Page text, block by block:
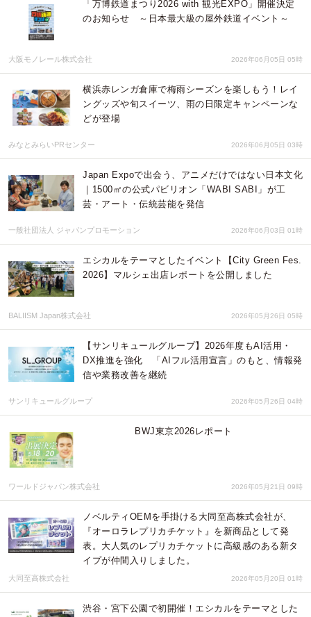
「万博鉄道まつり2026 with 観光EXPO」開催決定
のお知らせ ～日本最大級の屋外鉄道イベント～
大阪モノレール株式会社 2026年06月05日 05時
横浜赤レンガ倉庫で梅雨シーズンを楽しもう！レイ
ングッズや旬スイーツ、雨の日限定キャンペーンな
どが登場
みなとみらいPRセンター 2026年06月05日 03時
Japan Expoで出会う、アニメだけではない日本文化
｜1500㎡の公式パビリオン「WABI SABI」が工
芸・アート・伝統芸能を発信
一般社団法人 ジャパンプロモーション 2026年06月03日 01時
エシカルをテーマとしたイベント【City Green Fes.
2026】マルシェ出店レポートを公開しました
BALIISM Japan株式会社 2026年05月26日 05時
【サンリキュールグループ】2026年度もAI活用・
DX推進を強化 「AIフル活用宣言」のもと、情報発
信や業務改善を継続
サンリキュールグループ 2026年05月26日 04時
BWJ東京2026レポート
ワールドジャパン株式会社 2026年05月21日 09時
ノベルティOEMを手掛ける大同至高株式会社が、
『オーロラレプリカチケット』を新商品として発
表。大人気のレプリカチケットに高級感のある新タ
イプが仲間入りしました。
大同至高株式会社 2026年05月20日 01時
渋谷・宮下公園で初開催！エシカルをテーマとした